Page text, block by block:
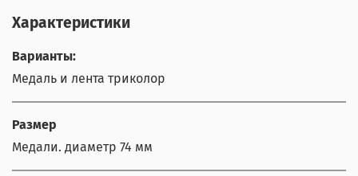
Характеристики
Варианты:
Медаль и лента триколор
Размер
Медали. диаметр 74 мм